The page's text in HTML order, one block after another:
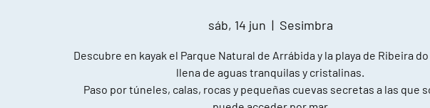
sáb, 14 jun
  |
Sesimbra
Descubre en kayak el Parque Natural de Arrábida y la playa de Ribeira do
llena de aguas tranquilas y cristalinas.
Paso por túneles, calas, rocas y pequeñas cuevas secretas a las que